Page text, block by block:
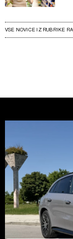
VSE NOVICE IZ RUBRIKE